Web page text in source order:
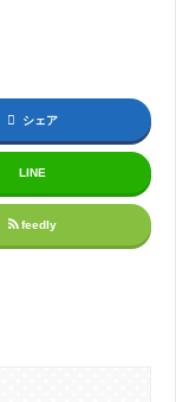
シェア
LINE
feedly